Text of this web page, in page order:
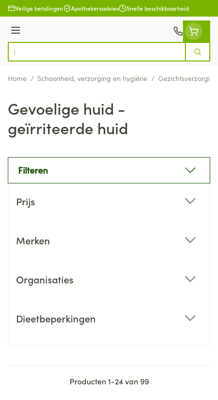
Ga naar de inhoud
Veilige betalingen Apothekersadvies Snelle beschikbaarheid
Menu
Product, merk, categorie...
Zoek
Home / Schoonheid, verzorging en hygiëne / Gezichtsverzorging
Gevoelige huid -
geïrriteerde huid
Filteren
Prijs
Merken
Organisaties
Dieetbeperkingen
Producten1-24van99